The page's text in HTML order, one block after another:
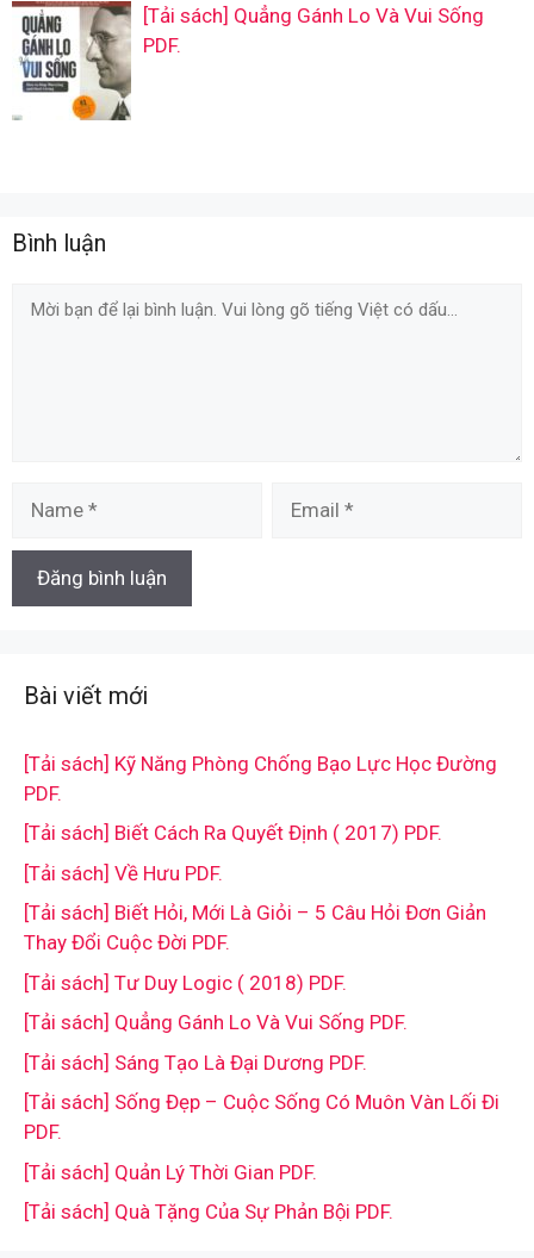
[Tải sách] Quẳng Gánh Lo Và Vui Sống
PDF.
Bình luận
Comment
Bài viết mới
[Tải sách] Kỹ Năng Phòng Chống Bạo Lực Học Đường
PDF.
[Tải sách] Biết Cách Ra Quyết Định ( 2017) PDF.
[Tải sách] Về Hưu PDF.
[Tải sách] Biết Hỏi, Mới Là Giỏi – 5 Câu Hỏi Đơn Giản
Thay Đổi Cuộc Đời PDF.
[Tải sách] Tư Duy Logic ( 2018) PDF.
[Tải sách] Quẳng Gánh Lo Và Vui Sống PDF.
[Tải sách] Sáng Tạo Là Đại Dương PDF.
[Tải sách] Sống Đẹp – Cuộc Sống Có Muôn Vàn Lối Đi
PDF.
[Tải sách] Quản Lý Thời Gian PDF.
[Tải sách] Quà Tặng Của Sự Phản Bội PDF.